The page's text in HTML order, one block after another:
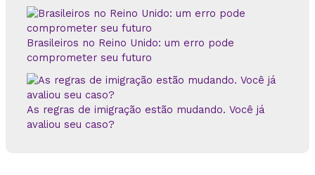
Brasileiros no Reino Unido: um erro pode
comprometer seu futuro
As regras de imigração estão mudando. Você já
avaliou seu caso?